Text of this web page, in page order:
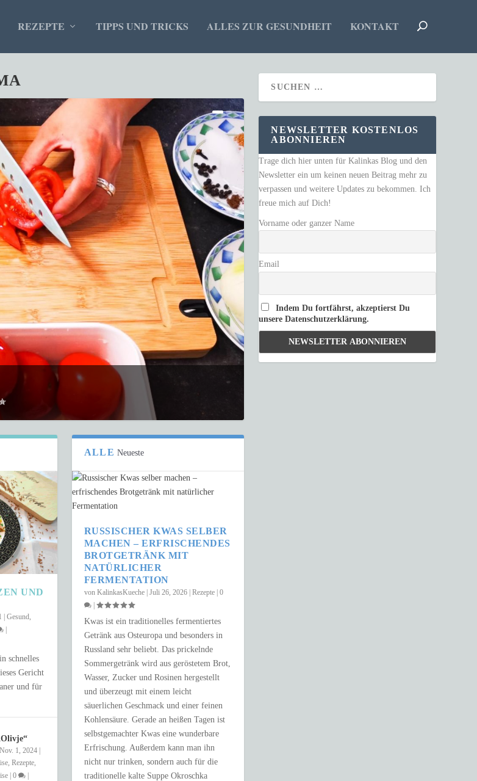
REZEPTE TIPPS UND TRICKS ALLES ZUR GESUNDHEIT KONTAKT
UND
Gesund,
|
schnelles
Gericht
und für
Nov. 1, 2024|
, Rezepte,
| 0 |
ALLE Neueste
RUSSISCHER KWAS SELBER
MACHEN – ERFRISCHENDES
BROTGETRÄNK MIT
NATÜRLICHER
FERMENTATION
von KalinkasKueche| Juli 26, 2026| Rezepte| 0
|
Kwas ist ein traditionelles fermentiertes
Getränk aus Osteuropa und besonders in
Russland sehr beliebt. Das prickelnde
Sommergetränk wird aus geröstetem Brot,
Wasser, Zucker und Rosinen hergestellt
und überzeugt mit einem leicht
säuerlichen Geschmack und einer feinen
Kohlensäure. Gerade an heißen Tagen ist
selbstgemachter Kwas eine wunderbare
Erfrischung. Außerdem kann man ihn
nicht nur trinken, sondern auch für die
traditionelle kalte Suppe Okroschka
NEWSLETTER KOSTENLOS
ABONNIEREN
Trage dich hier unten für Kalinkas Blog und den
Newsletter ein um keinen neuen Beitrag mehr zu
verpassen und weitere Updates zu bekommen. Ich
freue mich auf Dich!
Vorname oder ganzer Name
Email
Indem Du fortfährst, akzeptierst Du
unsere Datenschutzerklärung.